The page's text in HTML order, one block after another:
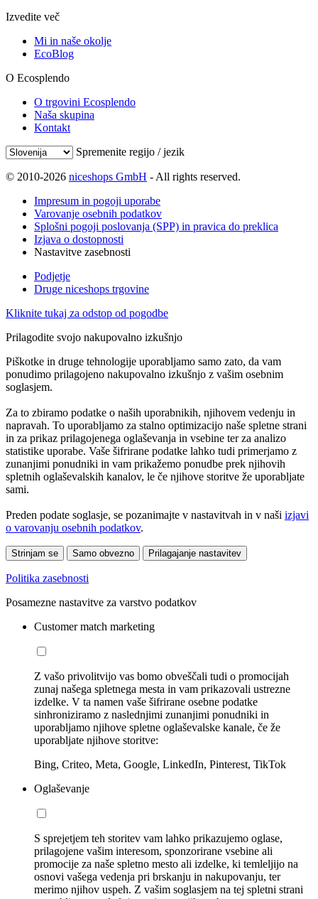
Izvedite več
Mi in naše okolje
EcoBlog
O Ecosplendo
O trgovini Ecosplendo
Naša skupina
Kontakt
Spremenite regijo / jezik
© 2010-2026 niceshops GmbH - All rights reserved.
Impresum in pogoji uporabe
Varovanje osebnih podatkov
Splošni pogoji poslovanja (SPP) in pravica do preklica
Izjava o dostopnosti
Nastavitve zasebnosti
Podjetje
Druge niceshops trgovine
Kliknite tukaj za odstop od pogodbe
Prilagodite svojo nakupovalno izkušnjo
Piškotke in druge tehnologije uporabljamo samo zato, da vam
ponudimo prilagojeno nakupovalno izkušnjo z vašim osebnim
soglasjem.
Za to zbiramo podatke o naših uporabnikih, njihovem vedenju in
napravah. To uporabljamo za stalno optimizacijo naše spletne strani
in za prikaz prilagojenega oglaševanja in vsebine ter za analizo
statistike uporabe. Vaše šifrirane podatke lahko tudi primerjamo z
zunanjimi ponudniki in vam prikažemo ponudbe prek njihovih
spletnih oglaševalskih kanalov, le če njihove storitve že uporabljate
sami.
Preden podate soglasje, se pozanimajte v nastavitvah in v naši izjavi
o varovanju osebnih podatkov.
Strinjam se Samo obvezno Prilagajanje nastavitev
Politika zasebnosti
Posamezne nastavitve za varstvo podatkov
Customer match marketing
Z vašo privolitvijo vas bomo obveščali tudi o promocijah
zunaj našega spletnega mesta in vam prikazovali ustrezne
izdelke. V ta namen vaše šifrirane osebne podatke
sinhroniziramo z naslednjimi zunanjimi ponudniki in
uporabljamo njihove spletne oglaševalske kanale, če že
uporabljate njihove storitve:
Bing, Criteo, Meta, Google, LinkedIn, Pinterest, TikTok
Oglaševanje
S sprejetjem teh storitev vam lahko prikazujemo oglase,
prilagojene vašim interesom, sponzorirane vsebine ali
promocije za naše spletno mesto ali izdelke, ki temleljijo na
osnovi vašega vedenja pri brskanju in nakupovanju, ter
merimo njihov uspeh. Z vašim soglasjem na tej spletni strani